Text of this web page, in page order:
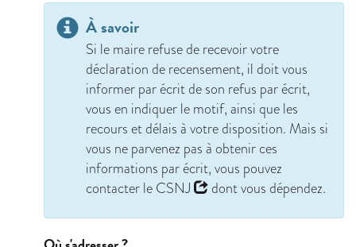
À savoir
Si le maire refuse de recevoir votre
déclaration de recensement, il doit vous
informer par écrit de son refus par écrit,
vous en indiquer le motif, ainsi que les
recours et délais à votre disposition. Mais si
vous ne parvenez pas à obtenir ces
informations par écrit, vous pouvez
contacter le CSNJ dont vous dépendez.